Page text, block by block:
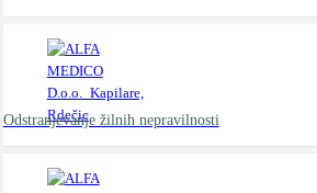
Odstranjevanje žilnih nepravilnosti